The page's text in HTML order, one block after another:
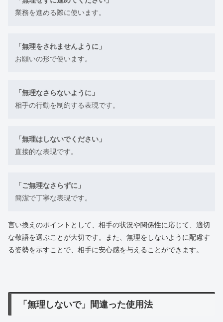
業務を進める際に使います。
「無理をされませんように」
お願いの形で使います。
「無理なさらないように」
相手の行動を制約する表現です。
「無理はしないでください」
直接的な表現です。
「ご無理なさらずに」
簡潔で丁寧な表現です。
言い換えのポイントとして、相手の状況や関係性に応じて、適切
な敬語を選ぶことが大切です。また、無理をしないように配慮す
る姿勢を示すことで、相手に安心感を与えることができます。
「無理しないで」間違った使用法